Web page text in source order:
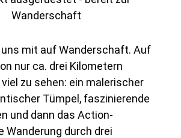
mit auf Wanderschaft. Auf
nur ca. drei Kilometern
zu sehen: ein malerischer
Tümpel, faszinierende
und dann das Action-
Wanderung durch drei